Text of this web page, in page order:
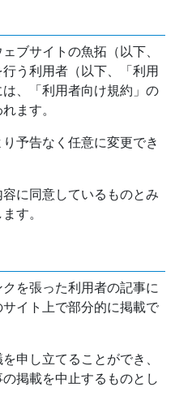
ブサイトの魚拓（以下、
う利用者（以下、「利用
、「利用者向け規約」の
ます。
予告なく任意に変更でき
に同意しているものとみ
す。
を張った利用者の記事に
イト上で部分的に掲載で
申し立てることができ、
掲載を中止するものとし